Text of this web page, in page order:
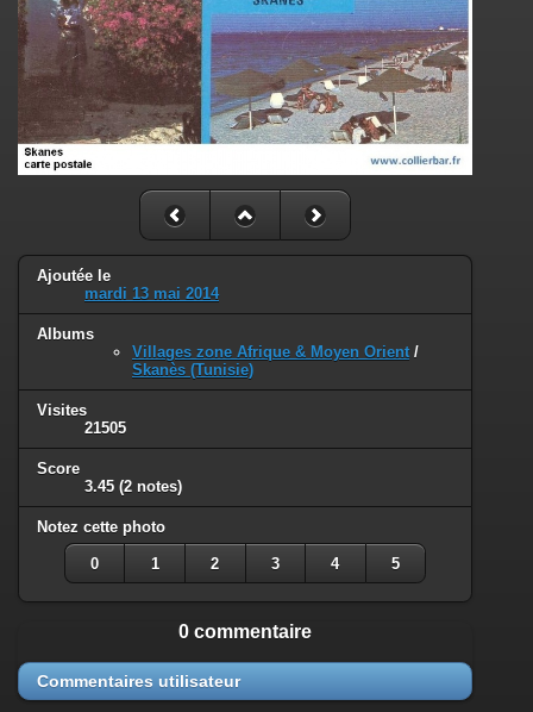
Ajoutée le
mardi 13 mai 2014
Albums
Villages zone Afrique & Moyen Orient /
Skanès (Tunisie)
Visites
21505
Score
3.45 (2 notes)
Notez cette photo
0 1 2 3 4 5
0 commentaire
Commentaires utilisateur